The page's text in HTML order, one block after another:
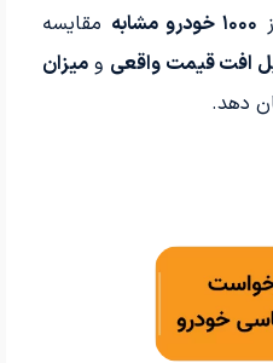
۱۰۰۰ خودرو مشابه
مقایسه
افت قیمت واقعی ومیزان
دهد.